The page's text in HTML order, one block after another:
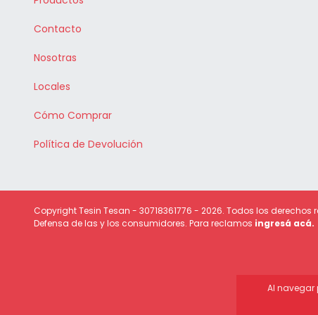
Al navegar
Contacto
Nosotras
Locales
Cómo Comprar
Política de Devolución
Copyright Tesin Tesan - 30718361776 - 2026. Todos los derechos
Defensa de las y los consumidores. Para reclamos ingresá acá.